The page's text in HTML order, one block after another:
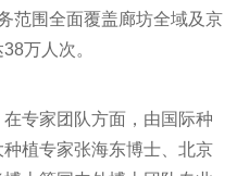
范围全面覆盖廊坊全域及京
万人次。
专家团队方面，由国际种
植专家张海东博士、北京